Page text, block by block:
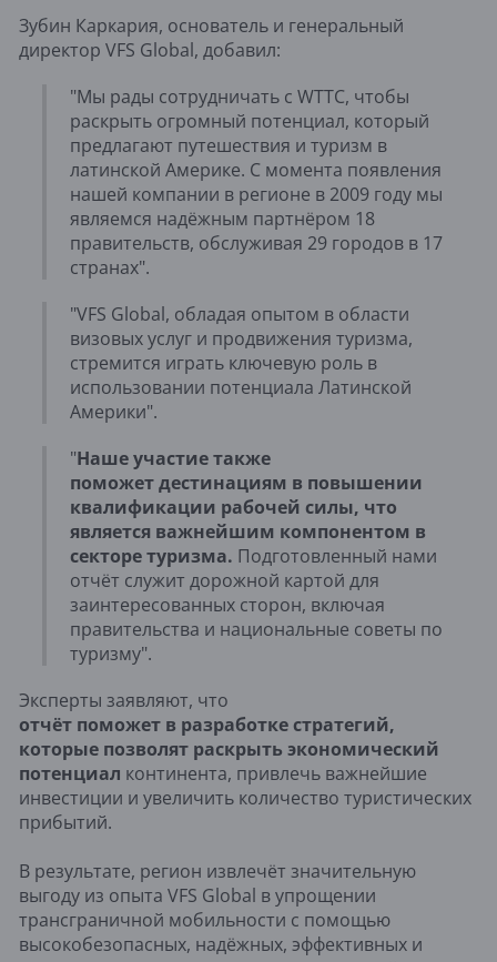
Зубин Каркария, основатель и генеральный
директор VFS Global, добавил:
"Мы рады сотрудничать с WTTC, чтобы
раскрыть огромный потенциал, который
предлагают путешествия и туризм в
латинской Америке. С момента появления
нашей компании в регионе в 2009 году мы
являемся надёжным партнёром 18
правительств, обслуживая 29 городов в 17
странах".
"VFS Global, обладая опытом в области
визовых услуг и продвижения туризма,
стремится играть ключевую роль в
использовании потенциала Латинской
Америки".
"Наше участие также
поможет дестинациям в повышении
квалификации рабочей силы, что
является важнейшим компонентом в
секторе туризма. Подготовленный нами
отчёт служит дорожной картой для
заинтересованных сторон, включая
правительства и национальные советы по
туризму".
Эксперты заявляют, что
отчёт поможет в разработке стратегий,
которые позволят раскрыть экономический
потенциал континента, привлечь важнейшие
инвестиции и увеличить количество туристических
прибытий.
В результате, регион извлечёт значительную
выгоду из опыта VFS Global в упрощении
трансграничной мобильности с помощью
высокобезопасных, надёжных, эффективных и